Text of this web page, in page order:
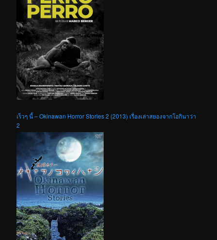
เร็วๆ นี้ – Okinawan Horror Stories 2 (2013) เรื่องเล่าสยองจากโอกินาว่า
2